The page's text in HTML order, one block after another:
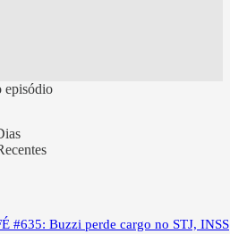
episódio
#635: Buzzi perde cargo no STJ, INSS